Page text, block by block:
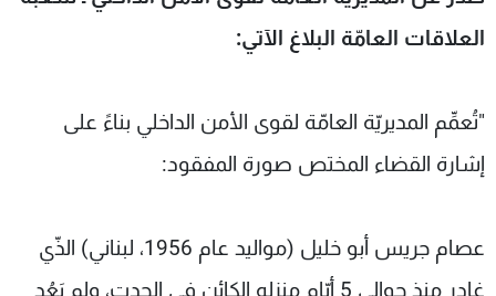
العلاقات العامّة البلاغ الآتي:
"تُعمِّم المديريّة العامّة لقوى الأمن الداخلي بناءً على
إشارة القضاء المختص صورة المفقود:
عصام جريس أبو خليل (مواليد عام 1956، لبناني) الذّي
غادر منذ حوالى 5 أيّام منزله الكائن في الحدت، ولم يَعُد
شاهد البرامج
عن MTV
لاعلاناتكم
وظائف
شروط الإسـتخدام